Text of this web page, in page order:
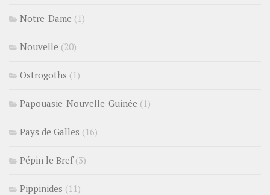
Notre-Dame (1)
Nouvelle (20)
Ostrogoths (1)
Papouasie-Nouvelle-Guinée (1)
Pays de Galles (16)
Pépin le Bref(3)
Pippinides (11)